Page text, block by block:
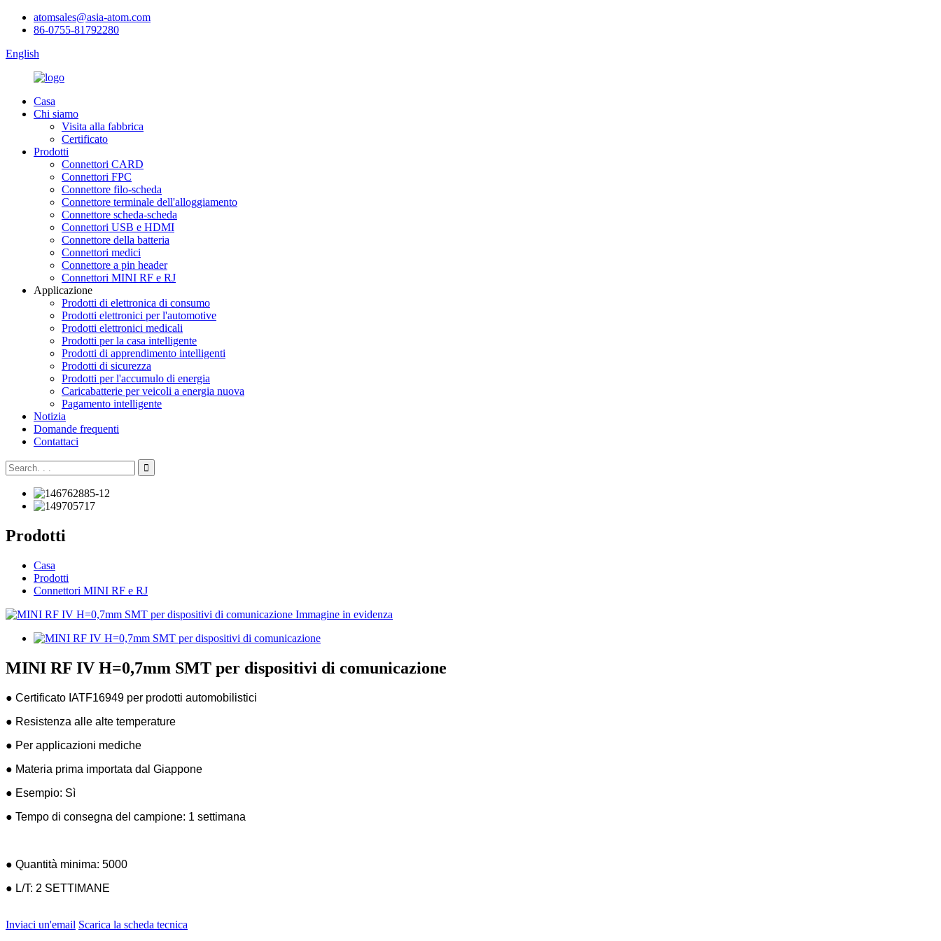
atomsales@asia-atom.com
86-0755-81792280
English
Casa
Chi siamo
Visita alla fabbrica
Certificato
Prodotti
Connettori CARD
Connettori FPC
Connettore filo-scheda
Connettore terminale dell'alloggiamento
Connettore scheda-scheda
Connettori USB e HDMI
Connettore della batteria
Connettori medici
Connettore a pin header
Connettori MINI RF e RJ
Applicazione
Prodotti di elettronica di consumo
Prodotti elettronici per l'automotive
Prodotti elettronici medicali
Prodotti per la casa intelligente
Prodotti di apprendimento intelligenti
Prodotti di sicurezza
Prodotti per l'accumulo di energia
Caricabatterie per veicoli a energia nuova
Pagamento intelligente
Notizia
Domande frequenti
Contattaci
Prodotti
Casa
Prodotti
Connettori MINI RF e RJ
MINI RF IV H=0,7mm SMT per dispositivi di comunicazione
● Certificato IATF16949 per prodotti automobilistici
● Resistenza alle alte temperature
● Per applicazioni mediche
● Materia prima importata dal Giappone
● Esempio: Sì
● Tempo di consegna del campione: 1 settimana
● Quantità minima: 5000
● L/T: 2 SETTIMANE
Inviaci un'email Scarica la scheda tecnica